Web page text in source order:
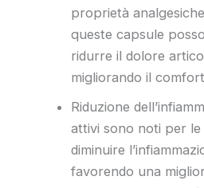
proprietà
queste capsule
ridurre il dolore
migliorando il
Riduzione
attivi sono noti per
diminuire
favorendo una